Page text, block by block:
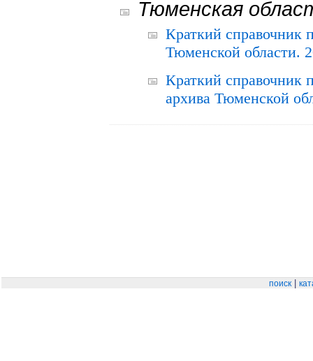
Тюменская
Краткий справочник
Тюменской области.
Краткий справочник
архива Тюменской
поиск